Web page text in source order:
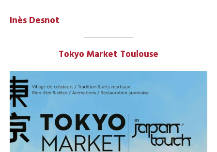
Inès Desnot
Tokyo Market Toulouse